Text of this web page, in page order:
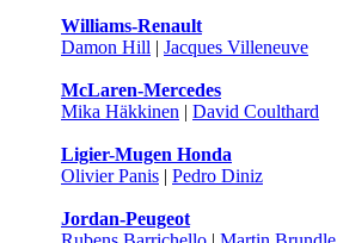
Williams-Renault
Damon Hill | Jacques Villeneuve
McLaren-Mercedes
Mika Häkkinen | David Coulthard
Ligier-Mugen Honda
Olivier Panis | Pedro Diniz
Jordan-Peugeot